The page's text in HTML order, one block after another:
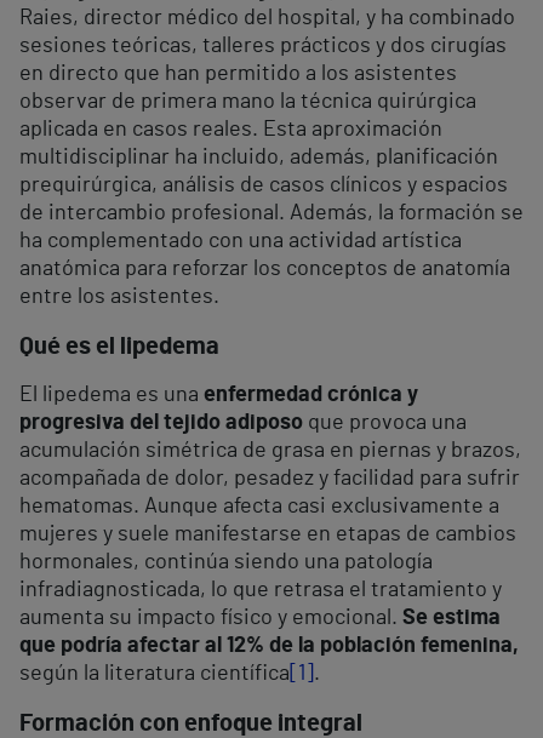
Raies, director médico del hospital, y ha combinado
sesiones teóricas, talleres prácticos y dos cirugías
en directo que han permitido a los asistentes
observar de primera mano la técnica quirúrgica
aplicada en casos reales. Esta aproximación
multidisciplinar ha incluido, además, planificación
prequirúrgica, análisis de casos clínicos y espacios
de intercambio profesional. Además, la formación se
ha complementado con una actividad artística
anatómica para reforzar los conceptos de anatomía
entre los asistentes.
Qué es el lipedema
El lipedema es una enfermedad crónica y
progresiva del tejido adiposo que provoca una
acumulación simétrica de grasa en piernas y brazos,
acompañada de dolor, pesadez y facilidad para sufrir
hematomas. Aunque afecta casi exclusivamente a
mujeres y suele manifestarse en etapas de cambios
hormonales, continúa siendo una patología
infradiagnosticada, lo que retrasa el tratamiento y
aumenta su impacto físico y emocional. Se estima
que podría afectar al 12% de la población femenina,
según la literatura científica [1] .
Formación con enfoque integral